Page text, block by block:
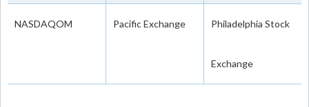
NASDAQOM Pacific Exchange Philadelphia Stock
Exchange